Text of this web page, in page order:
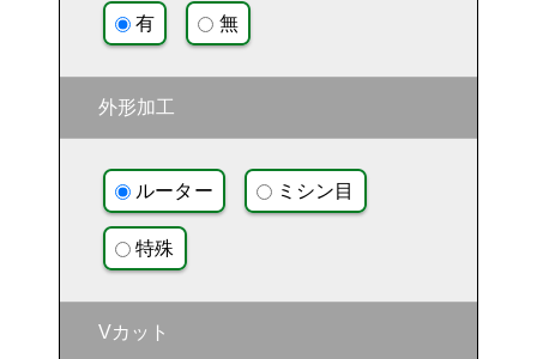
有 無
外形加工
ルーター ミシン目
特殊
Vカット